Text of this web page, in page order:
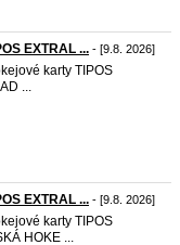
EXTRAL ... - [9.8. 2026]
karty TIPOS
...
EXTRAL ... - [9.8. 2026]
karty TIPOS
HOKE ...